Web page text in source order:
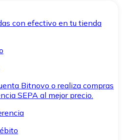
con efectivo en tu tienda
Bitnovo o realiza compras
SEPA al mejor precio.